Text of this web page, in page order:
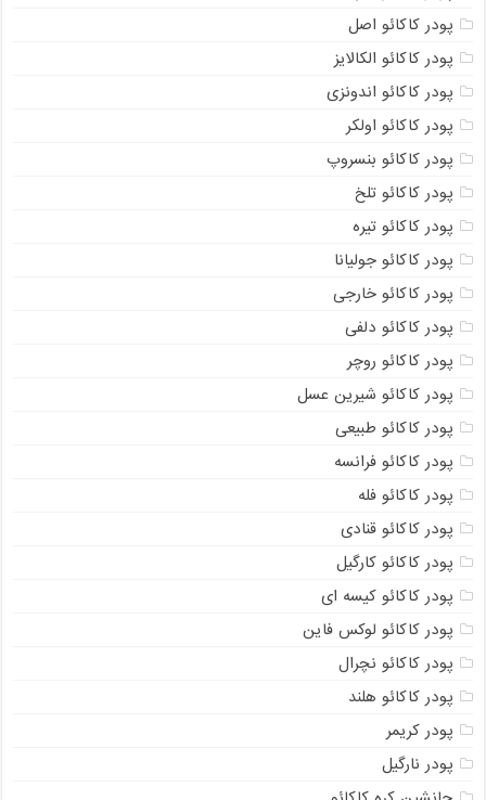
پودر کاکائو اصل
پودر کاکائو الکالایز
پودر کاکائو اندونزی
پودر کاکائو اولکر
پودر کاکائو بنسروپ
پودر کاکائو تلخ
پودر کاکائو تیره
پودر کاکائو جولیانا
پودر کاکائو خارجی
پودر کاکائو دلفی
پودر کاکائو روچر
پودر کاکائو شیرین عسل
پودر کاکائو طبیعی
پودر کاکائو فرانسه
پودر کاکائو فله
پودر کاکائو قنادی
پودر کاکائو کارگیل
پودر کاکائو کیسه ای
پودر کاکائو لوکس فاین
پودر کاکائو نچرال
پودر کاکائو هلند
پودر کریمر
پودر نارگیل